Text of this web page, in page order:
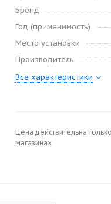
Бренд
Год (применимость)
Место установки
Производитель
Все характеристики
Цена действительна
магазинах